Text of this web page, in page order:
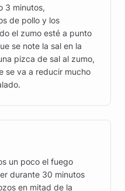
3 minutos,
de pollo y los
el zumo esté a punto
se note la sal en la
pizca de sal al zumo,
se va a reducir mucho
un poco el fuego
durante 30 minutos
en mitad de la